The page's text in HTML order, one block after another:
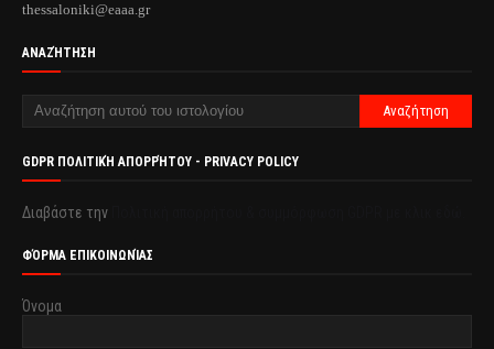
thessaloniki@eaaa.gr
ΑΝΑΖΉΤΗΣΗ
GDPR ΠΟΛΙΤΙΚΉ ΑΠΟΡΡΉΤΟΥ - PRIVACY POLICY
Διαβάστε την
ΦΌΡΜΑ ΕΠΙΚΟΙΝΩΝΊΑΣ
Όνομα